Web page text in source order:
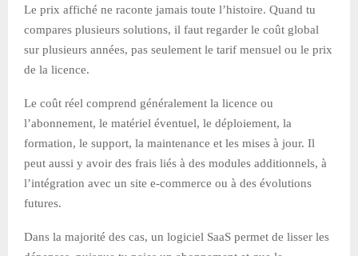
Le prix affiché ne raconte jamais toute l’histoire. Quand tu
compares plusieurs solutions, il faut regarder le coût global
sur plusieurs années, pas seulement le tarif mensuel ou le prix
de la licence.
Le coût réel comprend généralement la licence ou
l’abonnement, le matériel éventuel, le déploiement, la
formation, le support, la maintenance et les mises à jour. Il
peut aussi y avoir des frais liés à des modules additionnels, à
l’intégration avec un site e-commerce ou à des évolutions
futures.
Dans la majorité des cas, un logiciel SaaS permet de lisser les